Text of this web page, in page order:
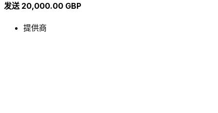
发送 20,000.00 GBP
提供商